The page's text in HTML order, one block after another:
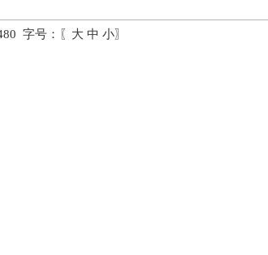
字号：〖 大 中 小〗